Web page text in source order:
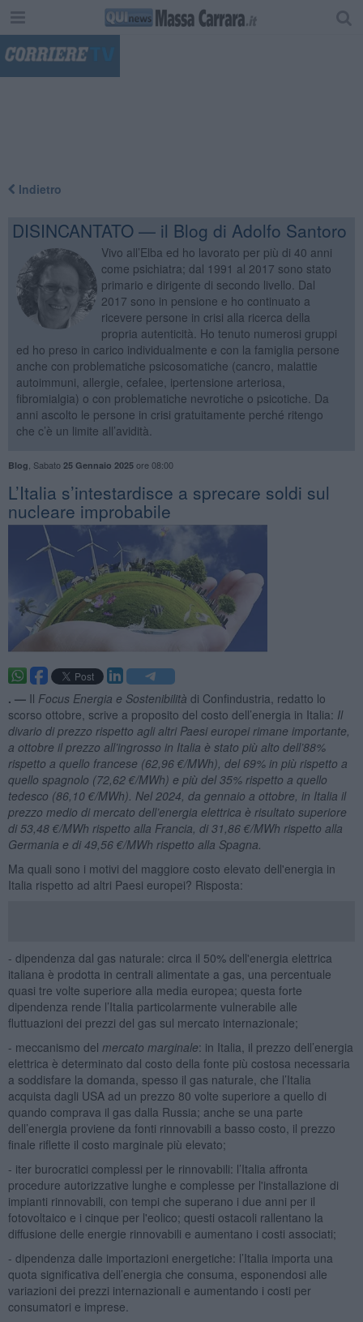
Indietro
DISINCANTATO — il Blog di Adolfo Santoro
Vivo all’Elba ed ho lavorato per più di 40 anni
come psichiatra; dal 1991 al 2017 sono stato
primario e dirigente di secondo livello. Dal
2017 sono in pensione e ho continuato a
ricevere persone in crisi alla ricerca della
propria autenticità. Ho tenuto numerosi gruppi
ed ho preso in carico individualmente e con la famiglia persone
anche con problematiche psicosomatiche (cancro, malattie
autoimmuni, allergie, cefalee, ipertensione arteriosa,
fibromialgia) o con problematiche nevrotiche o psicotiche. Da
anni ascolto le persone in crisi gratuitamente perché ritengo
che c’è un limite all’avidità.
Blog Sabato 25 Gennaio 2025ore 08:00
L’Italia s’intestardisce a sprecare soldi sul
nucleare improbabile
. — Il Focus Energia e Sostenibilità di Confindustria, redatto lo
scorso ottobre, scrive a proposito del costo dell’energia in Italia: Il
divario di prezzo rispetto agli altri Paesi europei rimane importante,
a ottobre il prezzo all’ingrosso in Italia è stato più alto dell’88%
rispetto a quello francese (62,96 €/MWh), del 69% in più rispetto a
quello spagnolo (72,62 €/MWh) e più del 35% rispetto a quello
tedesco (86,10 €/MWh). Nel 2024, da gennaio a ottobre, in Italia il
prezzo medio di mercato dell’energia elettrica è risultato superiore
di 53,48 €/MWh rispetto alla Francia, di 31,86 €/MWh rispetto alla
Germania e di 49,56 €/MWh rispetto alla Spagna.
Ma quali sono i motivi del maggiore costo elevato dell'energia in
Italia rispetto ad altri Paesi europei? Risposta:
- dipendenza dal gas naturale: circa il 50% dell'energia elettrica
italiana è prodotta in centrali alimentate a gas, una percentuale
quasi tre volte superiore alla media europea; questa forte
dipendenza rende l’Italia particolarmente vulnerabile alle
fluttuazioni dei prezzi del gas sul mercato internazionale;
- meccanismo del mercato marginale: in Italia, il prezzo dell’energia
elettrica è determinato dal costo della fonte più costosa necessaria
a soddisfare la domanda, spesso il gas naturale, che l’Italia
acquista dagli USA ad un prezzo 80 volte superiore a quello di
quando comprava il gas dalla Russia; anche se una parte
dell’energia proviene da fonti rinnovabili a basso costo, il prezzo
finale riflette il costo marginale più elevato;
- iter burocratici complessi per le rinnovabili: l’Italia affronta
procedure autorizzative lunghe e complesse per l'installazione di
impianti rinnovabili, con tempi che superano i due anni per il
fotovoltaico e i cinque per l'eolico; questi ostacoli rallentano la
diffusione delle energie rinnovabili e aumentano i costi associati;
- dipendenza dalle importazioni energetiche: l’Italia importa una
quota significativa dell’energia che consuma, esponendosi alle
variazioni dei prezzi internazionali e aumentando i costi per
consumatori e imprese.